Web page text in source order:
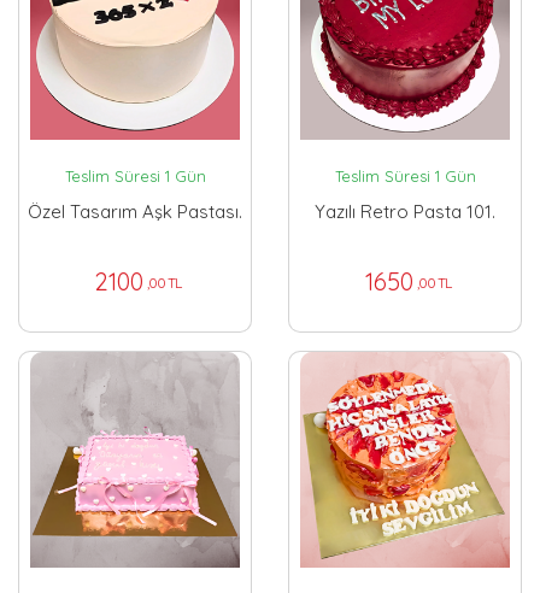
Teslim Süresi 1 Gün
Özel Tasarım Aşk Pastası.
2100 ,00 TL
Teslim Süresi 1 Gün
Yazılı Retro Pasta 101.
1650 ,00 TL